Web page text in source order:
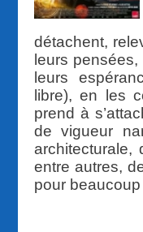
détachent,
leurs
leurs
libre), en les
prend à
de vigueur
architecturale,
entre autres,
pour